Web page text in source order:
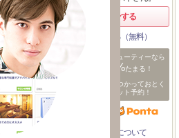
日
付
を
指
定
ログインする
会員登録する（無料）
ホットペッパービューティーなら
1%たまる！
ためたポイントをつかっておとく
にサロンをネット予約！
たまるポイントについて